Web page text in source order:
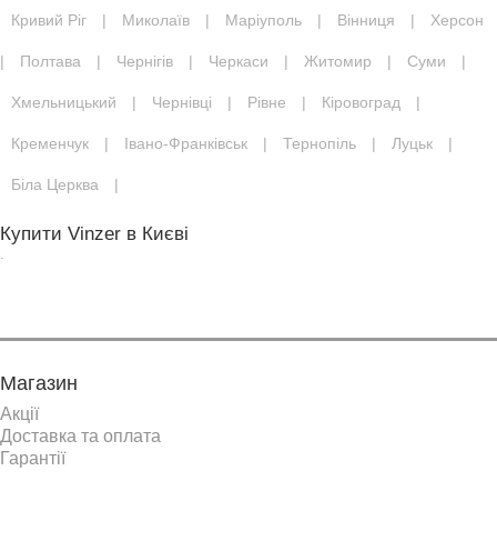
Кривий Ріг | Миколаїв | Маріуполь | Вінниця | Херсон
| Полтава | Чернігів | Черкаси | Житомир | Суми |
Хмельницький | Чернівці | Рівне | Кіровоград |
Кременчук | Івано-Франківськ | Тернопіль | Луцьк |
Біла Церква |
Купити Vinzer в Києві
Магазин
Акції
Доставка та оплата
Гарантії